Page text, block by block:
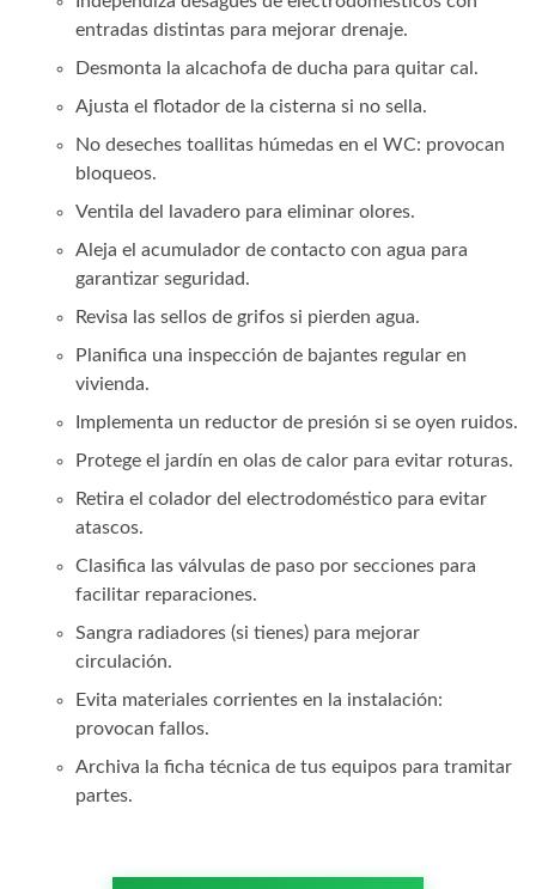
entradas distintas para mejorar drenaje.
Desmonta la alcachofa de ducha para quitar cal.
Ajusta el flotador de la cisterna si no sella.
No deseches toallitas húmedas en el WC: provocan
bloqueos.
Ventila del lavadero para eliminar olores.
Aleja el acumulador de contacto con agua para
garantizar seguridad.
Revisa las sellos de grifos si pierden agua.
Planifica una inspección de bajantes regular en
vivienda.
Implementa un reductor de presión si se oyen ruidos.
Protege el jardín en olas de calor para evitar roturas.
Retira el colador del electrodoméstico para evitar
atascos.
Clasifica las válvulas de paso por secciones para
facilitar reparaciones.
Sangra radiadores (si tienes) para mejorar
circulación.
Evita materiales corrientes en la instalación:
provocan fallos.
Archiva la ficha técnica de tus equipos para tramitar
partes.